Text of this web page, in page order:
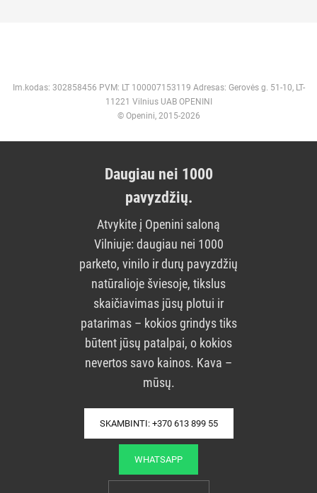
Im.kodas: 302858456 PVM: LT 100007153119 Adresas: Gerovės g. 51-10, LT-
11221 Vilnius UAB OPENINI
© Openini, 2015-2026
Daugiau nei 1000
pavyzdžių.
Atvykite į Openini saloną
Vilniuje: daugiau nei 1000
parketo, vinilo ir durų pavyzdžių
natūralioje šviesoje, tikslus
skaičiavimas jūsų plotui ir
patarimas – kokios grindys tiks
būtent jūsų patalpai, o kokios
nevertos savo kainos. Kava –
mūsų.
SKAMBINTI: +370 613 899 55
WHATSAPP